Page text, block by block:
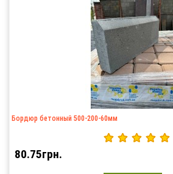
Бордюр бетонный 500-200-60мм
80.75грн.